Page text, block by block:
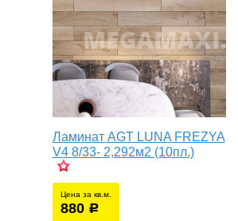
Ламинат AGT LUNA FREZYA
V4 8/33- 2,292м2 (10пл.)
Цена за кв.м.
880 р